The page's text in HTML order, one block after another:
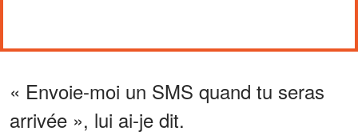
« Envoie-moi un SMS quand tu seras
arrivée », lui ai-je dit.